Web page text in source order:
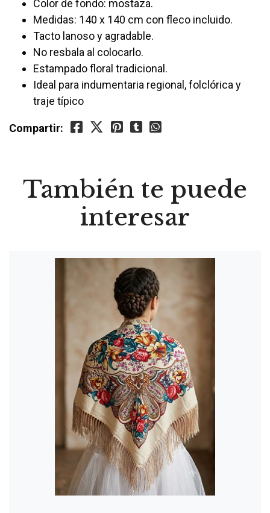
Color de fondo: mostaza.
Medidas: 140 x 140 cm con fleco incluido.
Tacto lanoso y agradable.
No resbala al colocarlo.
Estampado floral tradicional.
Ideal para indumentaria regional, folclórica y
traje típico
Compartir:
También te puede
interesar